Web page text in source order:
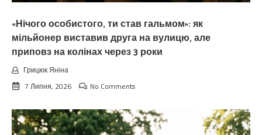
«Нічого особистого, ти став гальмом»: як
мільйонер виставив друга на вулицю, але
приповз на колінах через 3 роки
Грицюк Яніна
7 Липня, 2026
No Comments